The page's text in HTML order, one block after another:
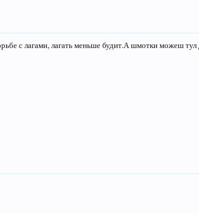
с лагами, лагать меньше будит.А шмотки можеш тул